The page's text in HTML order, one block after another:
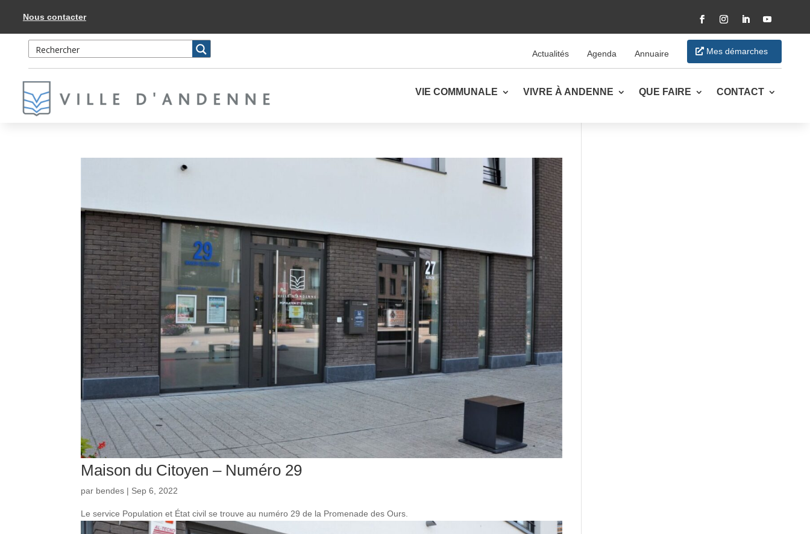
Nous contacter
FacebookInstagram
LinkedInYouTube
Actualités Agenda Annuaire Mes démarches
VIE COMMUNALE VIVRE À ANDENNE QUE FAIRE CONTACT
Maison du Citoyen – Numéro 29
par bendes | Sep 6, 2022
Le service Population et État civil se trouve au numéro 29 de la Promenade des Ours.